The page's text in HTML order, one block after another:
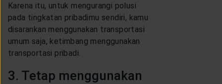
Karena itu, untuk mengurangi polusi
pada tingkatan pribadimu sendiri, kamu
disarankan menggunakan transportasi
umum saja, ketimbang menggunakan
transportasi pribadi.
3. Tetap menggunakan